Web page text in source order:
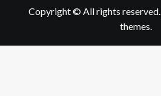
Copyright © All rights reserved.
themes.